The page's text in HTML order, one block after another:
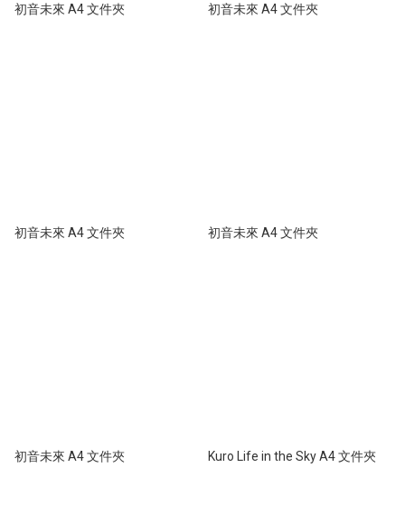
初音未來 A4 文件夾 初音未來 A4 文件夾
初音未來 A4 文件夾 初音未來 A4 文件夾
初音未來 A4 文件夾 Kuro Life in the Sky A4 文件夾